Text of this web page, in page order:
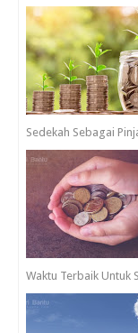
Sedekah Sebagai
Waktu Terbaik Untuk